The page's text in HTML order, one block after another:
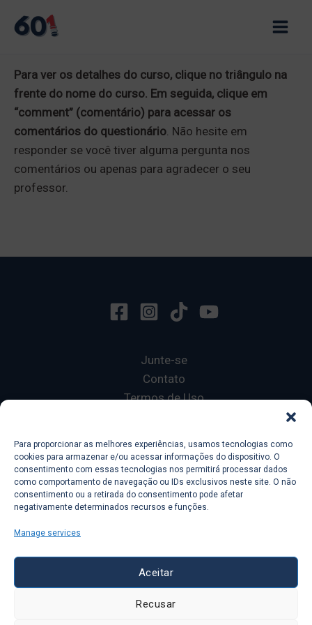
Para proporcionar as melhores experiências, usamos tecnologias como
cookies para armazenar e/ou acessar informações do dispositivo. O
consentimento com essas tecnologias nos permitirá processar dados
como comportamento de navegação ou IDs exclusivos neste site. O não
consentimento ou a retirada do consentimento pode afetar
negativamente determinados recursos e funções.
Manage services
Aceitar
Recusar
Para ver os detalhes do curso, clique no triângulo na
frente do nome do curso. Em seguida, clique em
“comment” (comentário) para acessar os
comentários do questionário. Não hesite em
responder se você tiver alguma pergunta nos
comentários ou apenas para agradecer o seu
professor.
Junte-se
Contato
Termos de Uso
Copyright © 2026 Ecole 601
Lorelingo
Français sans Fautes
Lorelingo company, 78 avenue Des
Champs Elysees, 75008, Paris, France